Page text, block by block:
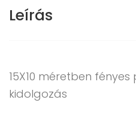
Leírás
15X10 méretben
kidolgozás